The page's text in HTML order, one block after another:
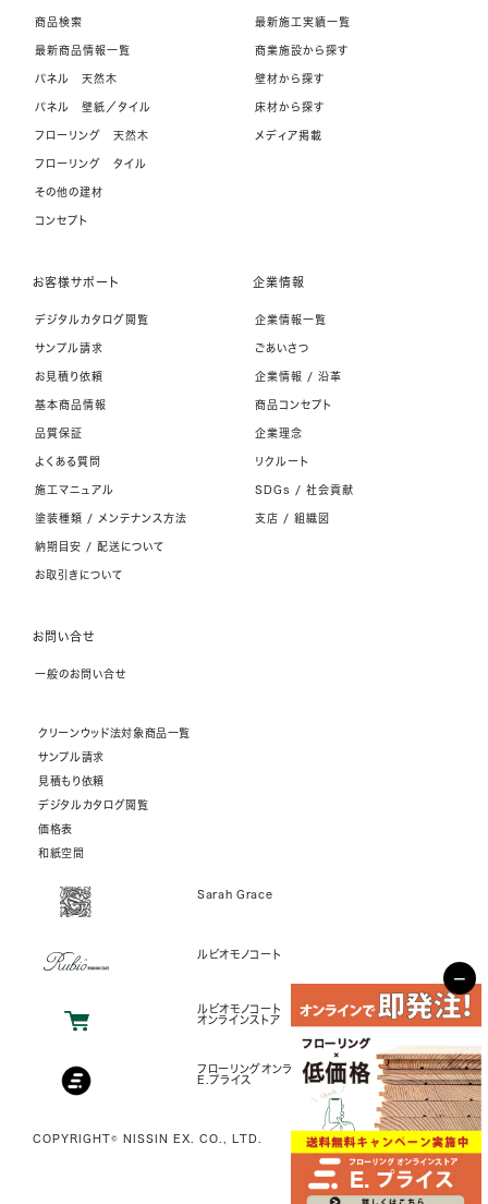
商品検索
最新商品情報一覧
パネル 天然木
パネル 壁紙／タイル
フローリング 天然木
フローリング タイル
その他の建材
コンセプト
最新施工実績一覧
商業施設から探す
壁材から探す
床材から探す
メディア掲載
お客様サポート
デジタルカタログ閲覧
サンプル請求
お見積り依頼
基本商品情報
品質保証
よくある質問
施工マニュアル
塗装種類 / メンテナンス方法
納期目安 / 配送について
お取引きについて
企業情報
企業情報一覧
ごあいさつ
企業情報 / 沿革
商品コンセプト
企業理念
リクルート
SDGs / 社会貢献
支店 / 組織図
お問い合せ
一般のお問い合せ
クリーンウッド法対象商品一覧
サンプル請求
見積もり依頼
デジタルカタログ閲覧
価格表
和紙空間
Sarah Grace
ルビオモノコート
ルビオモノコート
オンラインストア
フローリングオンラインストア
E.プライス
COPYRIGHT© NISSIN EX. CO., LTD.
−